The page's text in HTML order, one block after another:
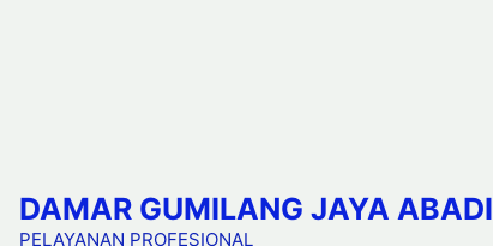
DAMAR GUMILANG JAYA ABADI
PELAYANAN PROFESIONAL